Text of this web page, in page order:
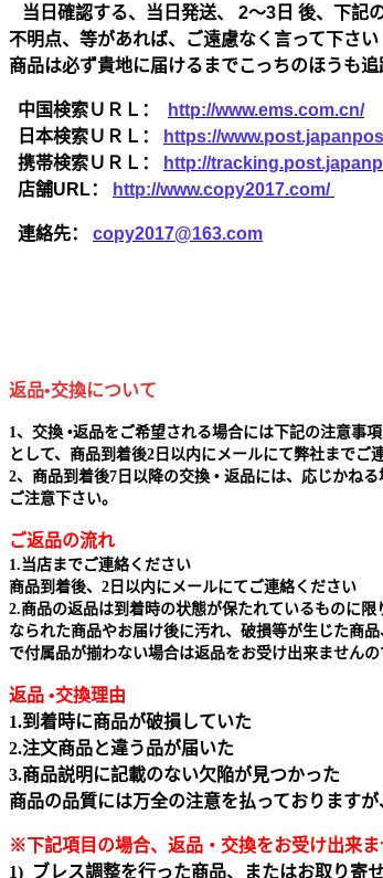
当日確認する、当日発送、 2～3日 後、下記
不明点、等があれば、ご遠慮なく言って下
商品は必ず貴地に届けるまでこっちのほうも
中国検索ＵＲＬ：
http://www.ems.com.cn/
日本検索ＵＲＬ：
https://
携帯検索ＵＲＬ：
http://
店舗URL：
http://www.copy2017.com/
連絡先： copy2017@163.com
返品•交換について
1、交換 •返品をご希望される場合には下記の注意事
として、商品到着後2日以内にメールにて弊社までご
2、商品到着後7日以降の交換 • 返品には、応じかね
ご注意下さい。
ご返品の流れ
1.当店までご連絡ください
商品到着後、2日以内にメールにてご連絡ください
2.商品の返品は到着時の状態が保たれているものに限
なられた商品やお届け後に汚れ、破損等が生じた商
で付属品が揃わない場合は返品をお受け出来ませんの
返品 •交換理由
1.到着時に商品が破損していた
2.注文商品と違う品が届いた
3.商品説明に記載のない欠陥が見つかった
商品の品質には万全の注意を払っております
※下記項目の場合、返品・交換をお受け出来ま
1) ブレス調整を行った商品、またはお取り寄